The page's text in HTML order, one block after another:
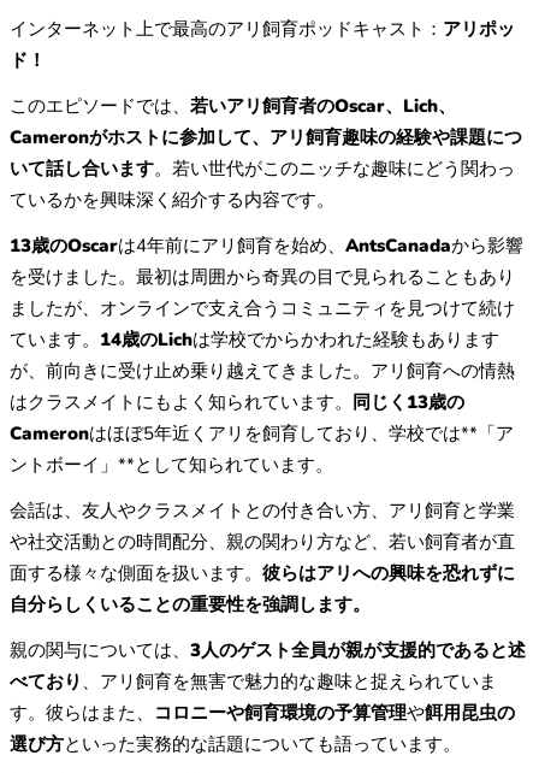
インターネット上で最高のアリ飼育ポッドキャスト： アリポッ
ド！
このエピソードでは、 若いアリ飼育者のOscar、Lich、
Cameronがホストに参加して、アリ飼育趣味の経験や課題につ
いて話し合います。若い世代がこのニッチな趣味にどう関わっ
ているかを興味深く紹介する内容です。
13歳のOscarは4年前にアリ飼育を始め、 AntsCanadaから影響
を受けました。最初は周囲から奇異の目で見られることもあり
ましたが、オンラインで支え合うコミュニティを見つけて続け
ています。 14歳のLichは学校でからかわれた経験もあります
が、前向きに受け止め乗り越えてきました。アリ飼育への情熱
はクラスメイトにもよく知られています。 同じく13歳の
Cameronはほぼ5年近くアリを飼育しており、学校では**「ア
ントボーイ」**として知られています。
会話は、友人やクラスメイトとの付き合い方、アリ飼育と学業
や社交活動との時間配分、親の関わり方など、若い飼育者が直
面する様々な側面を扱います。 彼らはアリへの興味を恐れずに
自分らしくいることの重要性を強調します。
親の関与については、 3人のゲスト全員が親が支援的であると述
べており 、アリ飼育を無害で魅力的な趣味と捉えられていま
す。彼らはまた、 コロニーや飼育環境の予算管理や餌用昆虫の
選び方といった実務的な話題についても語っています。